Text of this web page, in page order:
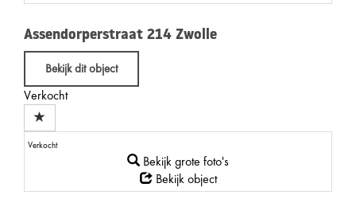
Assendorperstraat 214 Zwolle
Bekijk dit object
Verkocht
Verkocht
Bekijk grote foto's
Bekijk object